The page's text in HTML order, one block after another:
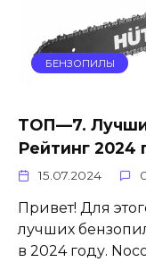
БЕНЗОПИЛЫ
ТОП—7.
Рейтинг 2024
15.07.2024
Привет! Для
лучших
в 2024 году.